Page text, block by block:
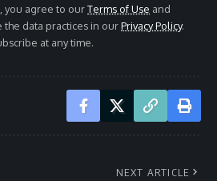
you agree to ourTerms of Use and
the data practices in ourPrivacy Policy.
at any time.
NEXT ARTICLE